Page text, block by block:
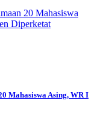
Mahasiswa Asing, WR I